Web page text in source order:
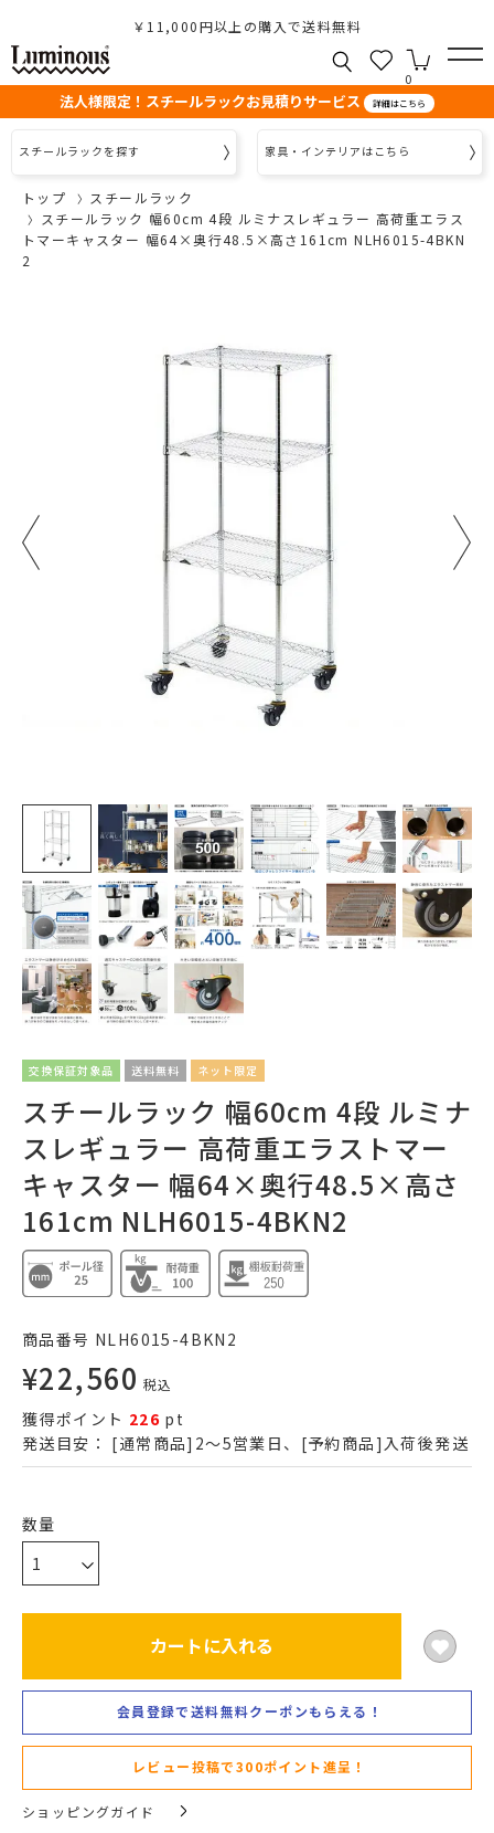
￥11,000円以上の購入で送料無料
0
法人様限定！スチールラックお見積りサービス 詳細はこちら
スチールラックを探す 家具・インテリアはこちら
トップ
スチールラック
スチールラック 幅60cm 4段 ルミナスレギュラー 高荷重エラス
トマーキャスター 幅64×奥行48.5×高さ161cm NLH6015-4BKN
2
交換保証対象品 送料無料 ネット限定
スチールラック 幅60cm 4段 ルミナ
スレギュラー 高荷重エラストマー
キャスター 幅64×奥行48.5×高さ
161cm NLH6015-4BKN2
商品番号 NLH6015-4BKN2
¥22,560 税込
獲得ポイント 226 pt
発送目安： [通常商品]2～5営業日、[予約商品]入荷後発送
カートに入れる
会員登録で送料無料クーポンもらえる！
レビュー投稿で300ポイント進呈！
ショッピングガイド